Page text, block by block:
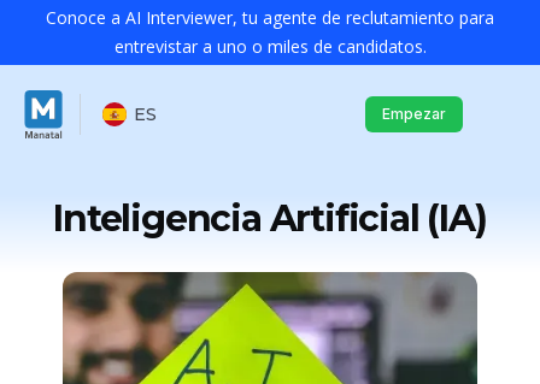
Conoce a AI Interviewer, tu agente de reclutamiento para
entrevistar a uno o miles de candidatos.
ES Empezar
Inteligencia Artificial (IA)